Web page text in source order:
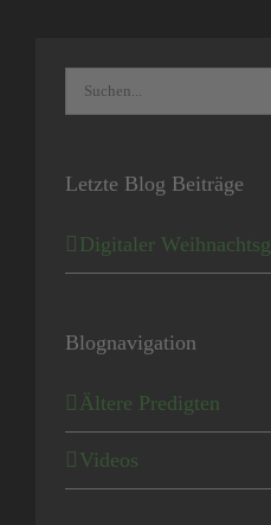
Suche
nach:
Letzte Blog Beiträge
Digitaler
Blognavigation
Ältere Predigten
Videos